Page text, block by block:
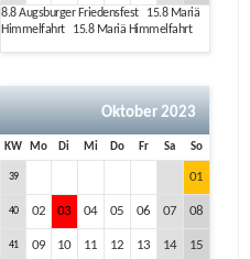
8.8Augsburger Friedensfest 15.8Mariä
Himmelfahrt 15.8Mariä Himmelfahrt
Oktober 2023
KW Mo Di Mi Do Fr Sa So
39 01
40 02 03 04 05 06 07 08
41 09 10 11 12 13 14 15